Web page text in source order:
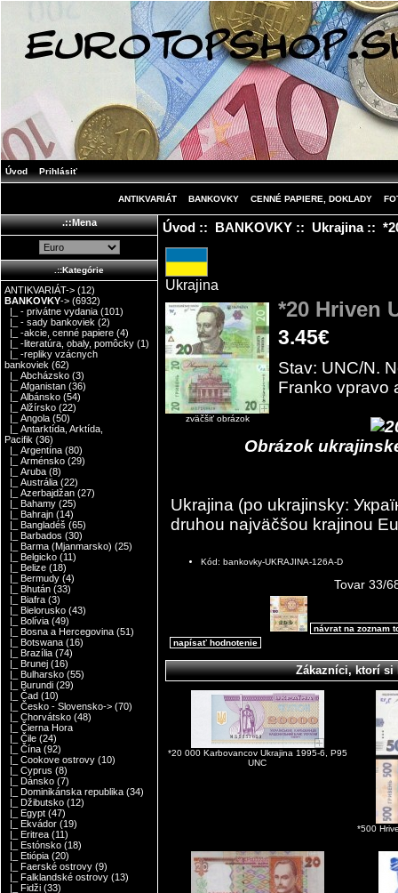
Úvod Prihlásiť
ANTIKVARIÁT BANKOVKY CENNÉ PAPIERE, DOKLADY
.::Mena
.::Kategórie
ANTIKVARIÁT-> (12)
BANKOVKY-> (6932)
|_ - privátne vydania (101)
|_ - sady bankoviek (2)
|_ -akcie, cenné papiere (4)
|_ -literatúra, obaly, pomôcky (1)
|_ -repliky vzácnych
bankoviek (62)
|_ Abcházsko (3)
|_ Afganistan (36)
|_ Albánsko (54)
|_ Alžírsko (22)
|_ Angola (50)
|_ Antarktída, Arktída,
Pacifik (36)
|_ Argentína (80)
|_ Arménsko (29)
|_ Aruba (8)
|_ Austrália (22)
|_ Azerbajdžan (27)
|_ Bahamy (25)
|_ Bahrajn (14)
|_ Bangladéš (65)
|_ Barbados (30)
|_ Barma (Mjanmarsko) (25)
|_ Belgicko (11)
|_ Belize (18)
|_ Bermudy (4)
|_ Bhután (33)
|_ Biafra (3)
|_ Bielorusko (43)
|_ Bolívia (49)
|_ Bosna a Hercegovina (51)
|_ Botswana (16)
|_ Brazília (74)
|_ Brunej (16)
|_ Bulharsko (55)
|_ Burundi (29)
|_ Čad (10)
|_ Česko - Slovensko-> (70)
|_ Chorvátsko (48)
|_ Čierna Hora
|_ Čile (24)
|_ Čína (92)
|_ Cookove ostrovy (10)
|_ Cyprus (8)
|_ Dánsko (7)
|_ Dominikánska republika (34)
|_ Džibutsko (12)
|_ Egypt (47)
|_ Ekvádor (19)
|_ Eritrea (11)
|_ Estónsko (18)
|_ Etiópia (20)
|_ Faerské ostrovy (9)
|_ Falklandské ostrovy (13)
|_ Fidži (33)
Úvod:: BANKOVKY:: Ukrajina::
Ukrajina
zväčšiť obrázok
*20 Hriven
3.45€
Stav: UNC/N.
Franko vpravo
Obrázok
Ukrajina (po ukrajinsky:
druhou najväčšou krajinou
Kód: bankovky-UKRAJINA-126A-D
Tovar 33/
návrat na zoznam
napísať hodnotenie
Zákazníci, ktorí si
*20 000 Karbovancov Ukrajina 1995-6, P95
UNC
*500